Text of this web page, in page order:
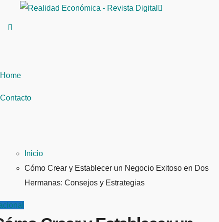
Home
Contacto
Inicio
Cómo Crear y Establecer un Negocio Exitoso en Dos
Hermanas: Consejos y Estrategias